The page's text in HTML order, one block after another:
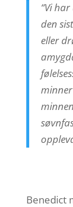
“Vi
den
eller
Benedict